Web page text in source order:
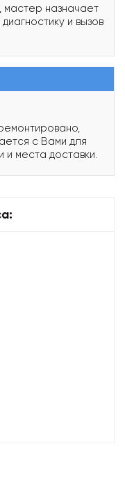
мастер назначает
и вызов
с Вами для
места доставки.